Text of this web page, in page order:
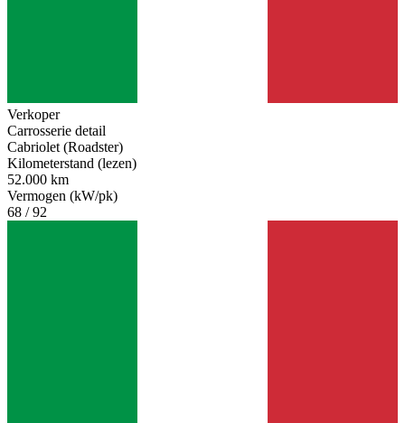
Verkoper
Carrosserie detail
Cabriolet (Roadster)
Kilometerstand (lezen)
52.000 km
Vermogen (kW/pk)
68 / 92